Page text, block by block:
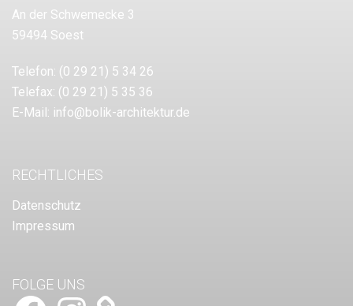
An der Schwemecke 3
59494 Soest
Telefon: (0 29 21) 5 34 26
Telefax: (0 29 21) 5 35 36
E-Mail: info@bolik-architektur.de
RECHTLICHES
Datenschutz
Impressum
FOLGE UNS
FacebookInstagram